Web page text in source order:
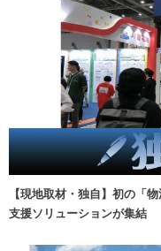
【現地取材・独自】初の「
支援ソリューションが集結